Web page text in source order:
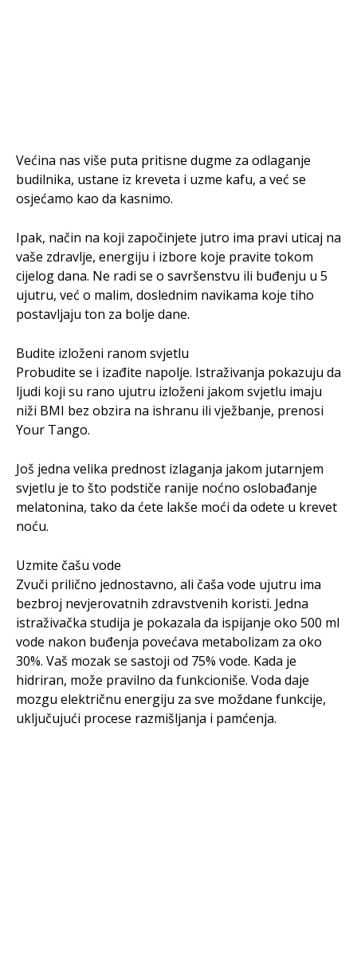
Većina nas više puta pritisne dugme za odlaganje
budilnika, ustane iz kreveta i uzme kafu, a već se
osjećamo kao da kasnimo.
Ipak, način na koji započinjete jutro ima pravi uticaj na
vaše zdravlje, energiju i izbore koje pravite tokom
cijelog dana. Ne radi se o savršenstvu ili buđenju u 5
ujutru, već o malim, doslednim navikama koje tiho
postavljaju ton za bolje dane.
Budite izloženi ranom svjetlu
Probudite se i izađite napolje. Istraživanja pokazuju da
ljudi koji su rano ujutru izloženi jakom svjetlu imaju
niži BMI bez obzira na ishranu ili vježbanje, prenosi
Your Tango.
Još jedna velika prednost izlaganja jakom jutarnjem
svjetlu je to što podstiče ranije noćno oslobađanje
melatonina, tako da ćete lakše moći da odete u krevet
noću.
Uzmite čašu vode
Zvuči prilično jednostavno, ali čaša vode ujutru ima
bezbroj nevjerovatnih zdravstvenih koristi. Jedna
istraživačka studija je pokazala da ispijanje oko 500 ml
vode nakon buđenja povećava metabolizam za oko
30%. Vaš mozak se sastoji od 75% vode. Kada je
hidriran, može pravilno da funkcioniše. Voda daje
mozgu električnu energiju za sve moždane funkcije,
uključujući procese razmišljanja i pamćenja.